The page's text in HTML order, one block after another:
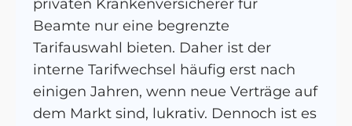
privaten Krankenversicherer für
Beamte nur eine begrenzte
Tarifauswahl bieten. Daher ist der
interne Tarifwechsel häufig erst nach
einigen Jahren, wenn neue Verträge auf
dem Markt sind, lukrativ. Dennoch ist es